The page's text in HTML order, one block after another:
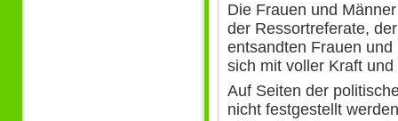
Die Frauen und
der Ressortreferate,
entsandten Frauen
sich mit voller Kraft
Auf Seiten der
nicht festgestellt